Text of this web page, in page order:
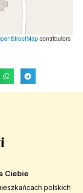
contributors
Ciebie
polskich